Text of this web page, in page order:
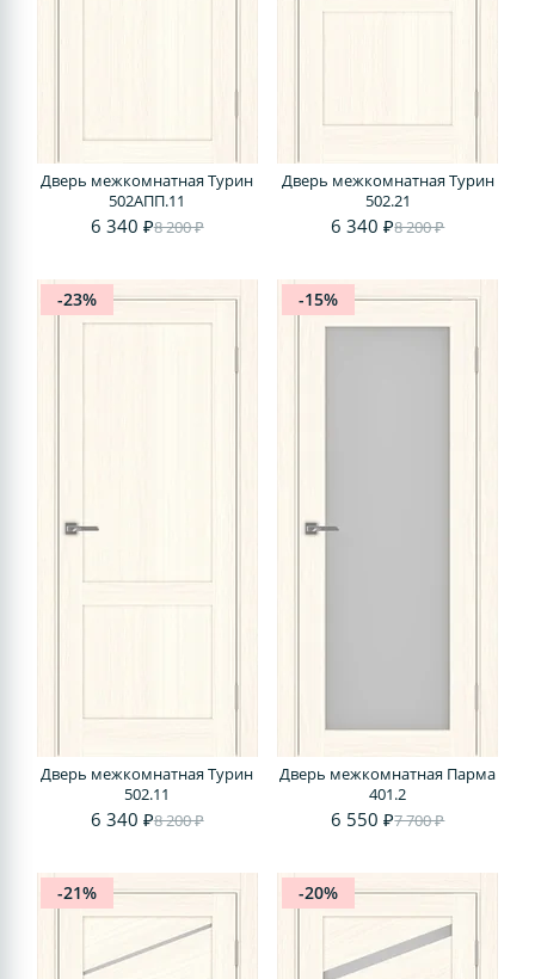
Дверь межкомнатная Турин
502АПП.11
6 340 ₽8 200 ₽
Дверь межкомнатная Турин
502.21
6 340 ₽8 200 ₽
-23%
Дверь межкомнатная Турин
502.11
6 340 ₽8 200 ₽
-15%
Дверь межкомнатная Парма
401.2
6 550 ₽7 700 ₽
-21% -20%